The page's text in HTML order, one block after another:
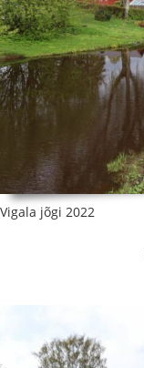
Vigala jõgi 2022